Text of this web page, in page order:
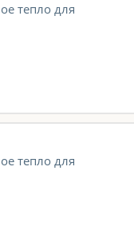
тепло для
тепло для